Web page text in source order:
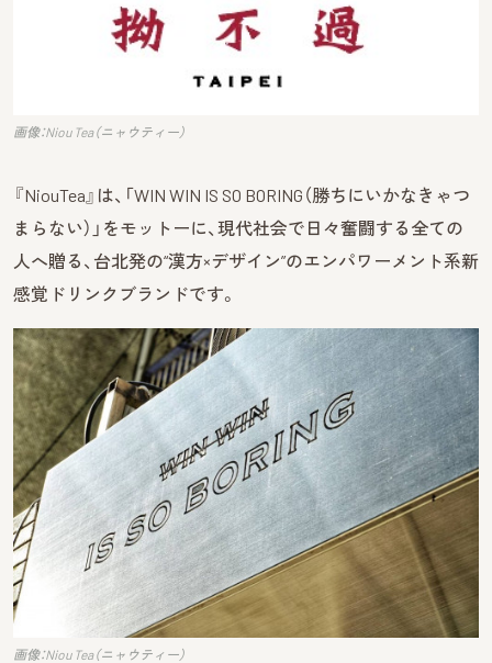
画像：Niou Tea（ニャウティー）
『NiouTea』は、「WIN WIN IS SO BORING（勝ちにいかなきゃつ
まらない）」をモットーに、現代社会で日々奮闘する全ての
人へ贈る、台北発の“漢方×デザイン”のエンパワーメント系新
感覚ドリンクブランドです。
画像：Niou Tea（ニャウティー）